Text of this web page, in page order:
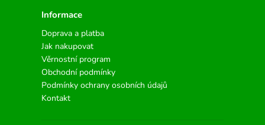
Informace
Doprava a platba
Jak nakupovat
Věrnostní program
Obchodní podmínky
Podmínky ochrany osobních údajů
Kontakt